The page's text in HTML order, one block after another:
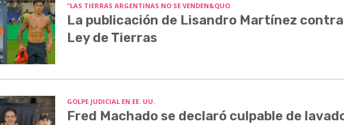
"LAS TIERRAS ARGENTINAS NO SE VENDEN&QUO
La publicación de Lisandro Martínez
Ley de Tierras
GOLPE JUDICIAL EN EE. UU.
Fred Machado se declaró culpable de